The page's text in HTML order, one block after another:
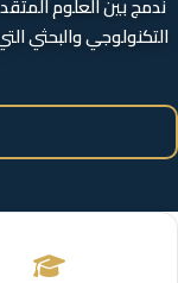
نجمع بين جودة
انطلاق استثنائية